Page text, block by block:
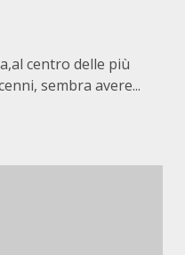
centro delle più
sembra avere...